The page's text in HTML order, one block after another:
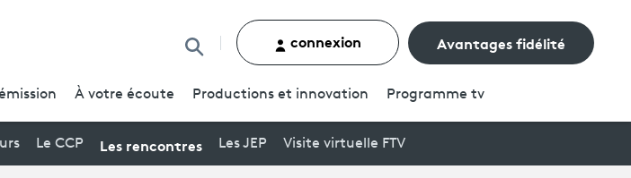
Rechercher un contenu
connexion Avantages fidélité
À votre écoute Productions et innovation Programme tv
Le CCP Les rencontres Les JEP Visite virtuelle FTV